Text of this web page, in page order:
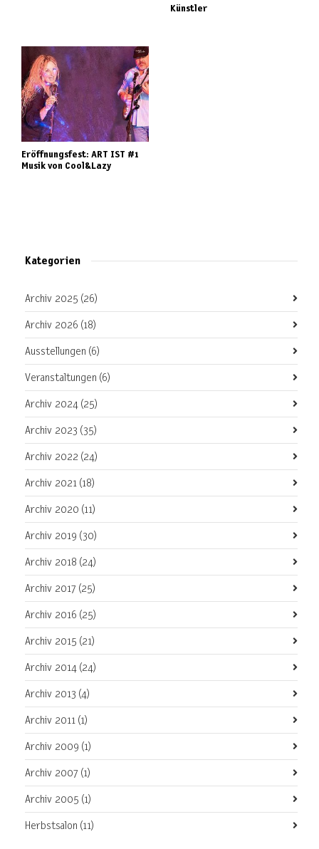
Künstler
Eröffnungsfest: ART IST #1
Musik von Cool&Lazy
Kategorien
Archiv 2025 (26)
Archiv 2026 (18)
Ausstellungen (6)
Veranstaltungen (6)
Archiv 2024 (25)
Archiv 2023 (35)
Archiv 2022 (24)
Archiv 2021 (18)
Archiv 2020 (11)
Archiv 2019 (30)
Archiv 2018 (24)
Archiv 2017 (25)
Archiv 2016 (25)
Archiv 2015 (21)
Archiv 2014 (24)
Archiv 2013 (4)
Archiv 2011 (1)
Archiv 2009 (1)
Archiv 2007 (1)
Archiv 2005 (1)
Herbstsalon (11)